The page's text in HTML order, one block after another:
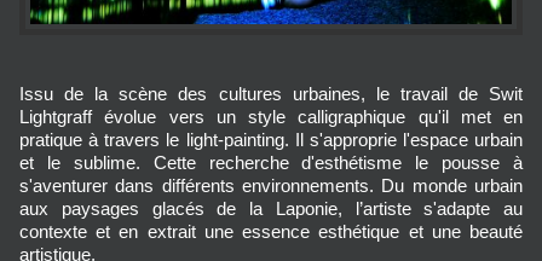
Issu de la scène des cultures urbaines, le travail de Swit
Lightgraff évolue vers un style calligraphique qu'il met en
pratique à travers le light-painting. Il s'approprie l'espace urbain
et le sublime. Cette recherche d'esthétisme le pousse à
s'aventurer dans différents environnements. Du monde urbain
aux paysages glacés de la Laponie, l’artiste s'adapte au
contexte et en extrait une essence esthétique et une beauté
artistique.